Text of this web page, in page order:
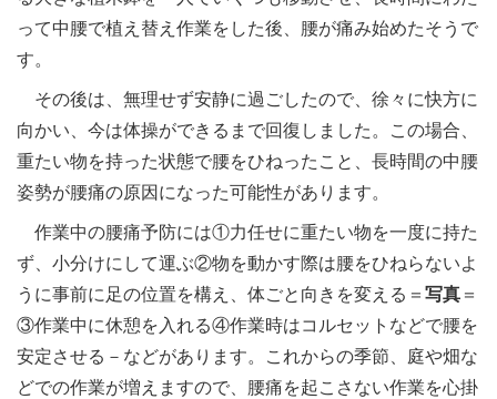
って中腰で植え替え作業をした後、腰が痛み始めたそうで
す。
その後は、無理せず安静に過ごしたので、徐々に快方に
向かい、今は体操ができるまで回復しました。この場合、
重たい物を持った状態で腰をひねったこと、長時間の中腰
姿勢が腰痛の原因になった可能性があります。
作業中の腰痛予防には①力任せに重たい物を一度に持た
ず、小分けにして運ぶ②物を動かす際は腰をひねらないよ
うに事前に足の位置を構え、体ごと向きを変える＝写真＝
③作業中に休憩を入れる④作業時はコルセットなどで腰を
安定させる－などがあります。これからの季節、庭や畑な
どでの作業が増えますので、腰痛を起こさない作業を心掛